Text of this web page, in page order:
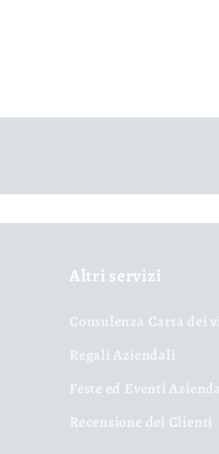
Altri servizi
Consulenza Carta dei
Regali Aziendali
Feste ed Eventi
Recensione dei Clienti